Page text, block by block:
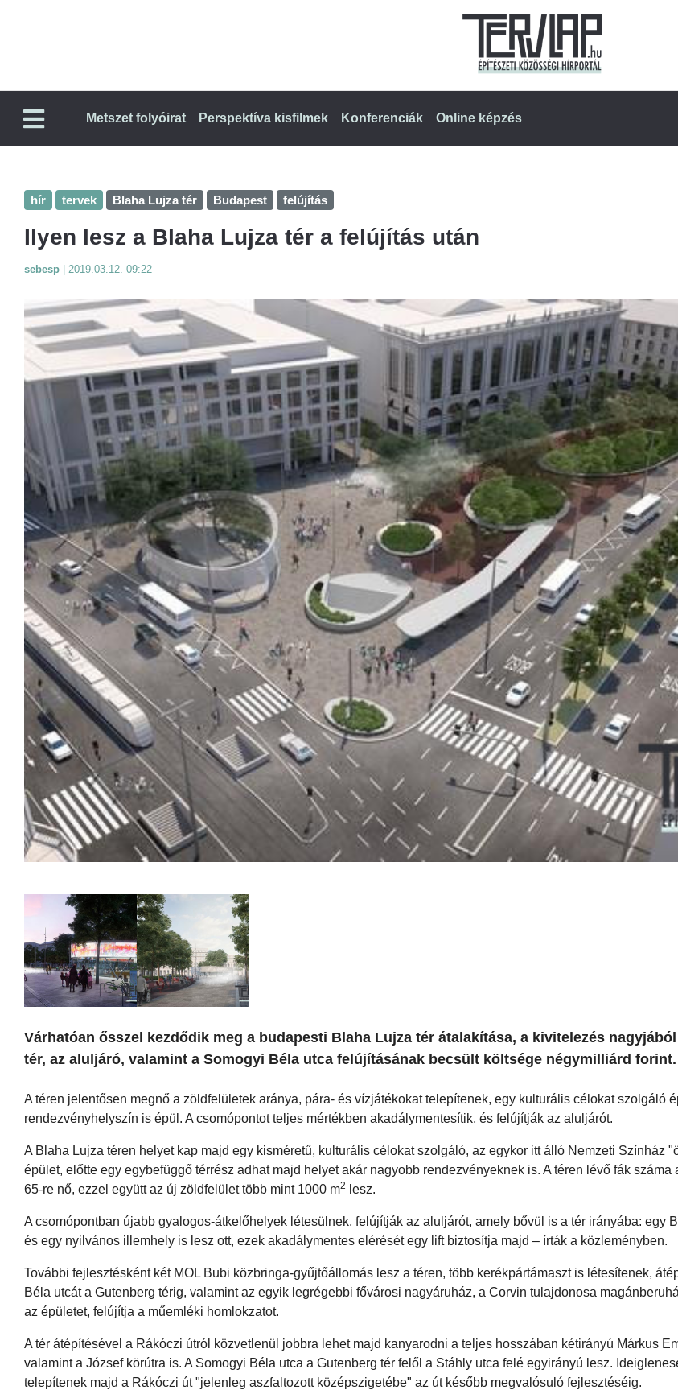
Metszet folyóirat Perspektíva kisfilmek Konferenciák Online képzés
hír tervek Blaha Lujza tér Budapest felújítás
Ilyen lesz a Blaha Lujza tér a felújítás után
sebesp 2019.03.12. 09:22
Várhatóan ősszel kezdődik meg a budapesti Blaha Lujza tér átalakítása, a kivitelezés
tér, az aluljáró, valamint a Somogyi Béla utca felújításának becsült költsége négymilliárd forint.
A téren jelentősen megnő a zöldfelületek aránya, pára- és vízjátékokat telepítenek, egy kulturális célokat szolgáló
rendezvényhelyszín is épül. A csomópontot teljes mértékben akadálymentesítik, és felújítják az aluljárót.
A Blaha Lujza téren helyet kap majd egy kisméretű, kulturális célokat szolgáló, az egykor itt álló Nemzeti Színház
épület, előtte egy egybefüggő térrész adhat majd helyet akár nagyobb rendezvényeknek is. A téren lévő fák száma
65-re nő, ezzel együtt az új zöldfelület több mint 1000 m2 lesz.
A csomópontban újabb gyalogos-átkelőhelyek létesülnek, felújítják az aluljárót, amely bővül is a tér irányába: egy
és egy nyilvános illemhely is lesz ott, ezek akadálymentes elérését egy lift biztosítja majd – írták a közleményben.
További fejlesztésként két MOL Bubi közbringa-gyűjtőállomás lesz a téren, több kerékpártámaszt is létesítenek,
Béla utcát a Gutenberg térig, valamint az egyik legrégebbi fővárosi nagyáruház, a Corvin tulajdonosa
az épületet, felújítja a műemléki homlokzatot.
A tér átépítésével a Rákóczi útról közvetlenül jobbra lehet majd kanyarodni a teljes hosszában kétirányú Márkus
valamint a József körútra is. A Somogyi Béla utca a Gutenberg tér felől a Stáhly utca felé egyirányú lesz.
telepítenek majd a Rákóczi út "jelenleg aszfaltozott középszigetébe" az út később megvalósuló fejlesztéséig.